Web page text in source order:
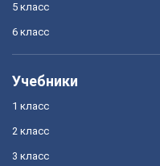
5 класс
6 класс
Учебники
1 класс
2 класс
3 класс